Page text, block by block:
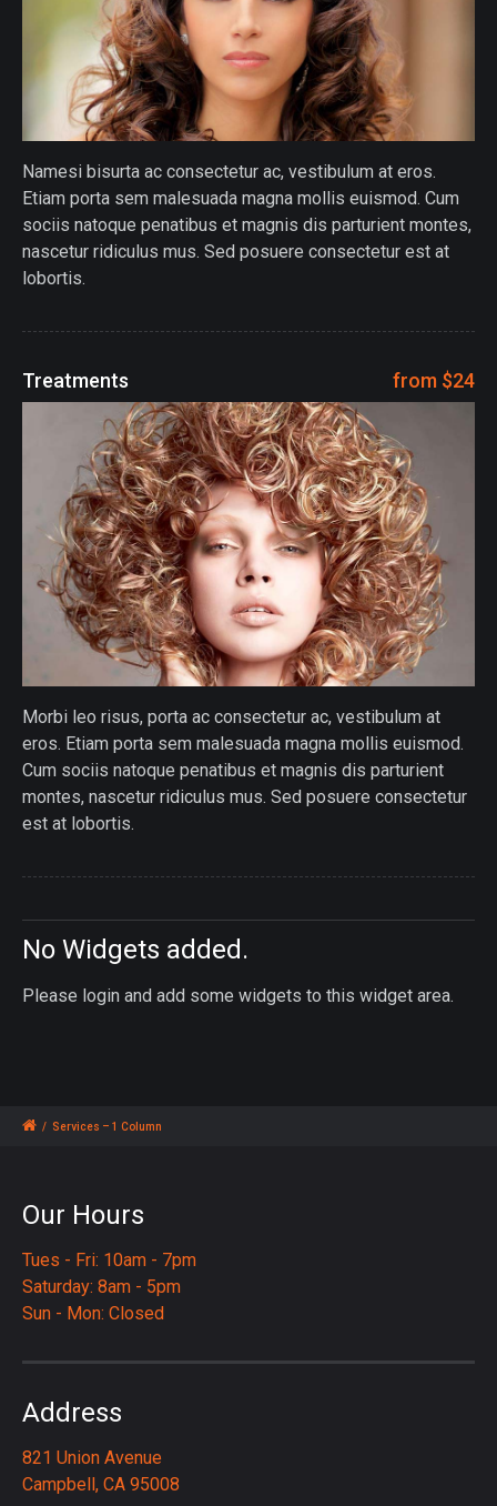
Namesi bisurta ac consectetur ac, vestibulum at eros.
Etiam porta sem malesuada magna mollis euismod. Cum
sociis natoque penatibus et magnis dis parturient montes,
nascetur ridiculus mus. Sed posuere consectetur est at
lobortis.
Treatments from $24
Morbi leo risus, porta ac consectetur ac, vestibulum at
eros. Etiam porta sem malesuada magna mollis euismod.
Cum sociis natoque penatibus et magnis dis parturient
montes, nascetur ridiculus mus. Sed posuere consectetur
est at lobortis.
No Widgets added.
Please login and add some widgets to this widget area.
/ Services – 1 Column
Our Hours
Tues - Fri: 10am - 7pm
Saturday: 8am - 5pm
Sun - Mon: Closed
Address
821 Union Avenue
Campbell, CA 95008